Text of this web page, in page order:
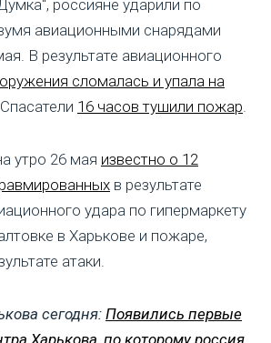
россияне ударили по
авиационными снарядами
В результате авиационного
сломалась и упала на
. Спасатели 16 часов тушили пожар
утро 26 мая известно о 12
в результате
удара по гипермаркету
в Харькове и пожаре,
атаки.
сегодня: Появились первые
Харькова, по которому россия